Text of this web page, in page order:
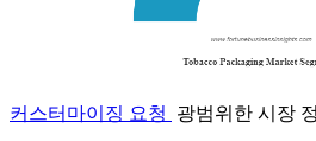
커스터마이징 요청 광범위한 시장